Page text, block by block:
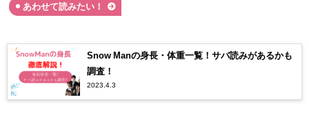
あわせて読みたい！
Snow Manの身長・体重一覧！サバ読みがあるかも
調査！
2023.4.3